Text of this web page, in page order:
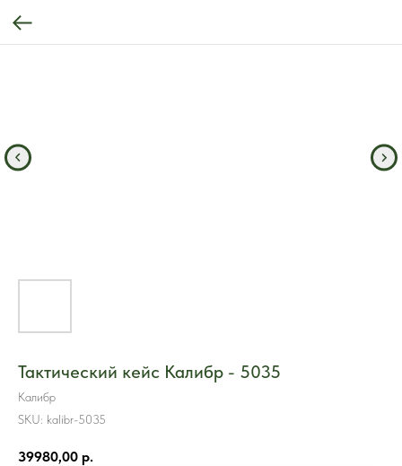
Тактический кейс Калибр - 5035
Калибр
SKU: kalibr-5035
39980,00 р.